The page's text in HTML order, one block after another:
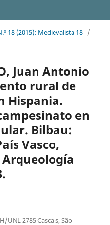
18 (2015): Medievalista 18 /
Juan Antonio
rural de
Hispania.
en
Bilbau:
Vasco,
UNL 2785 Cascais, São